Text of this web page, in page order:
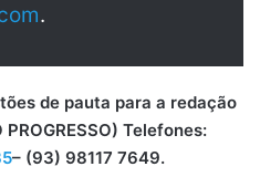
.
de pauta para a redação
Telefones:
– (93) 98117 7649.